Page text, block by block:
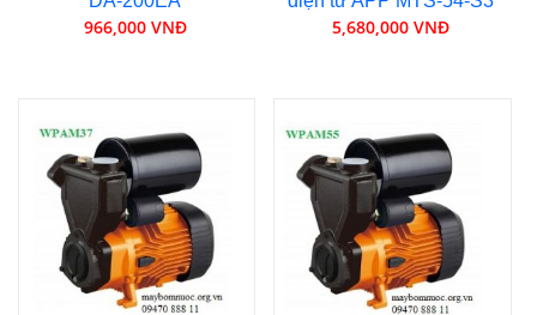
966,000 VNĐ 5,680,000 VNĐ